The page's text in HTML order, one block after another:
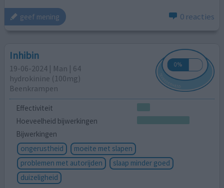
geef mening 0 reacties
Inhibin
19-06-2024 | Man | 64
hydrokinine (100mg)
Beenkrampen
Effectiviteit
Hoeveelheid bijwerkingen
Bijwerkingen
ongerustheid
moeite met slapen
problemen met autorijden
slaap minder goed
duizeligheid